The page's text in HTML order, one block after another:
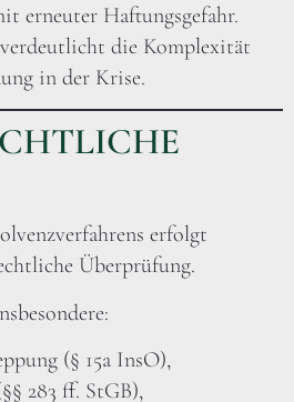
erneuter Haftungsgefahr.
verdeutlicht die Komplexität
in der Krise.
erfolgt
Überprüfung.
(§ 15a InsO),
283 ff. StGB),